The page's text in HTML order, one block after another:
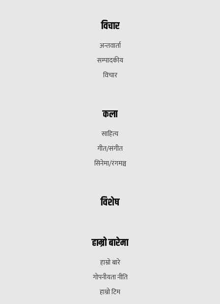
विचार
अन्तवार्ता
सम्पादकीय
विचार
कला
साहित्य
गीत/संगीत
सिनेमा/रंगमञ्च
विशेष
हाम्रो बारेमा
हाम्रो बारे
गोपनीयता नीति
हाम्रो टिम